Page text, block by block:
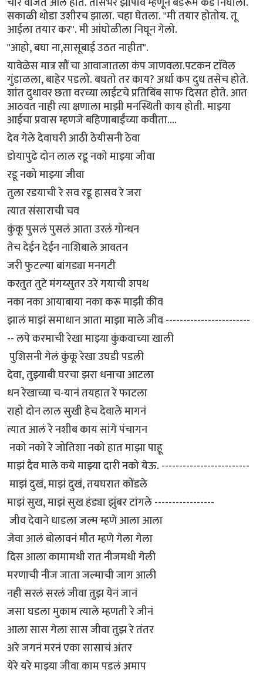
सकाळी थोडा उशीरच झाला. चहा घेतला. "मी तयार होतोय. तू
आईला तयार कर". मी आंघोळीला निघून गेलो.
"आहो, बघा ना,सासूबाई उठत नाहीत".
यावेळेस मात्र सौं चा आवाजातला कंप जाणवला.पटकन टाॅवेल
गुंडाळला, बाहेर पडलो. बघतो तर काय? अर्धा कप दुध तसेच होते.
शांत दुधावर छता वरच्या लाईटचे प्रतिबिंब साफ दिसत होते. आत
आठवत नाही त्या क्षणाला माझी मनस्थिती काय होती. माझ्या
आईचा प्रवास म्हणजे बहिणाबाईंच्या कवीता....
देव गेले देवाघरी आठी ठेयीसनी ठेवा
डोयापुढे दोन लाल रडू नको माझ्या जीवा
रडू नको माझ्या जीवा
तुला रडयाची रे सव रडू हासव रे जरा
त्यात संसाराची चव
कुंकू पुसलं पुसलं आता उरलं गोन्धन
तेच देईन देईन नाशिबाले आवतन
जरी फुटल्या बांगड्या मनगटी
करतुत तुटे मंगय्सुतर उरे गयाची शपथ
नका नका आयाबाया नका करू माझी कीव
झालं माझं समाधान आता माझा माले जीव ------------------------
-- लपे करमाची रेखा माझ्या कुंकवाच्या खाली
पुशिसनी गेलं कुंकू रेखा उघडी पडली
देवा, तुझ्याबी घरचा झरा धनाचा आटला
धन रेखाच्या च-यानं तयहात रे फाटला
राहो दोन लाल सुखी हेच देवाले मागनं
त्यात आलं रे नशीब काय सांगे पंचागन
नको नको रे जोतिशा नको हात माझा पाहू
माझं दैव माले कये माझ्या दारी नको येऊ. -------------------------
माझं दुखं, माझं दुखं, तयघरात कोंडले
माझं सुख, माझं सुख हंड्या झुंबर टांगले -----------------
जीव देवाने धाडला जल्म म्हणे आला आला
जेवा आलं बोलावनं मौत म्हणे गेला गेला
दिस आला कामामधी रात नीजमधी गेली
मरणाची नीज जाता जल्माची जाग आली
नही सरलं सरलं जीवा तुझ येनं जानं
जसा घडला मुकाम त्याले म्हणती रे जीनं
आला सास गेला सास जीवा तुझ रे तंतर
अरे जगनं मरनं एका सासाचं अंतर
येरे यरे माझ्या जीवा काम पडलं अमाप